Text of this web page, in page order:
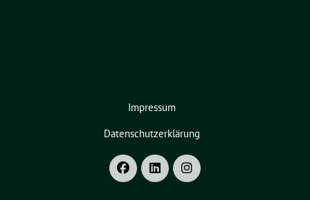
Impressum
Datenschutzerklärung